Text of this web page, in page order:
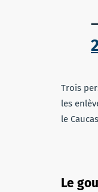
Trois
les
le
Le